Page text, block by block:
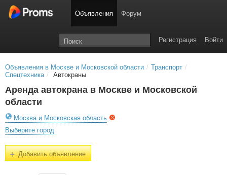
Объявления Форум
Войти
Регистрация
Объявления в Москве и Московской области / Транспорт /
Спецтехника / Автокраны
Аренда автокрана в Москве и Московской
области
Москва и Московская область
Выберите город
+Добавить объявление